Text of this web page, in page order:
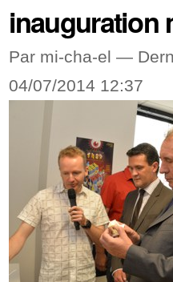
inauguration
Par mi-cha-el —
04/07/2014 12:37